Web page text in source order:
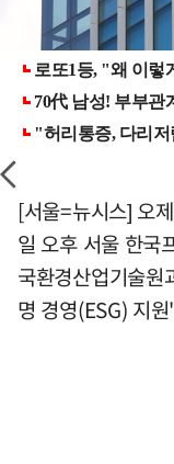
[서울=뉴시스] 오
일 오후 서울 한국
국환경산업기술
명 경영(ESG) 지